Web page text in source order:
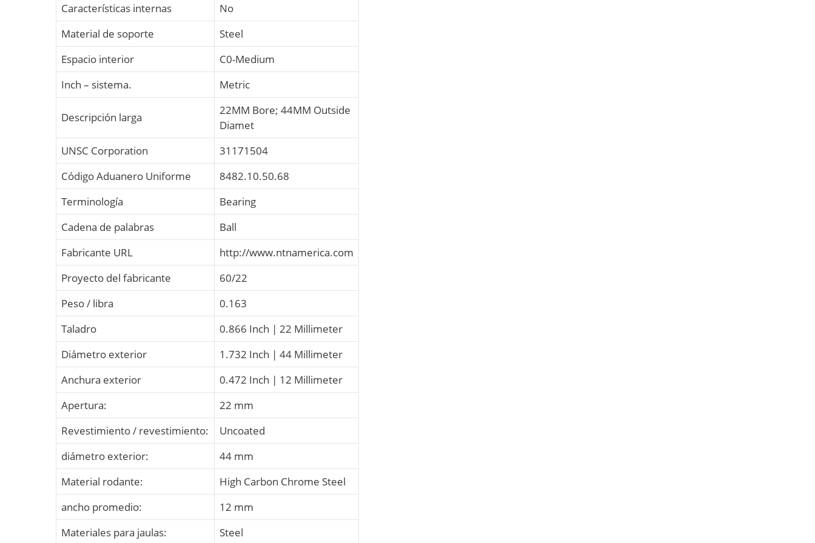
Características internas
No
Material de soporte
Steel
Espacio interior
C0-Medium
Inch – sistema.
Metric
Descripción larga
22MM Bore; 44MM Outside
Diamet
UNSC Corporation
31171504
Código Aduanero Uniforme
8482.10.50.68
Terminología
Bearing
Cadena de palabras
Ball
Fabricante URL
http://www.ntnamerica.com
Proyecto del fabricante
60/22
Peso / libra
0.163
Taladro
0.866 Inch | 22 Millimeter
Diámetro exterior
1.732 Inch | 44 Millimeter
Anchura exterior
0.472 Inch | 12 Millimeter
Apertura:
22 mm
Revestimiento / revestimiento:
Uncoated
diámetro exterior:
44 mm
Material rodante:
High Carbon Chrome Steel
ancho promedio:
12 mm
Materiales para jaulas:
Steel